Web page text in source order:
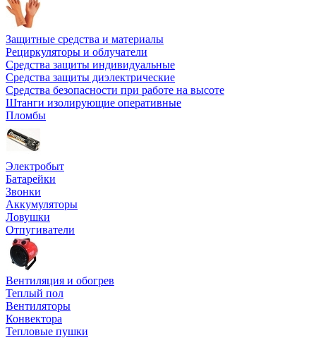
Защитные средства и материалы
Рециркуляторы и облучатели
Средства защиты индивидуальные
Средства защиты диэлектрические
Средства безопасности при работе на высоте
Штанги изолирующие оперативные
Пломбы
Электробыт
Батарейки
Звонки
Аккумуляторы
Ловушки
Отпугиватели
Вентиляция и обогрев
Теплый пол
Вентиляторы
Конвектора
Тепловые пушки